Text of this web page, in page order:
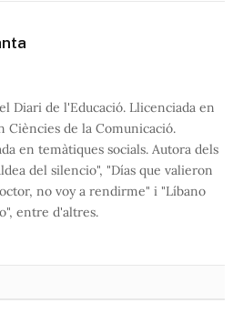
Diari de l'Educació. Llicenciada en
Ciències de la Comunicació.
en temàtiques socials. Autora dels
del silencio", "Días que valieron
no voy a rendirme" i "Líbano
entre d'altres.